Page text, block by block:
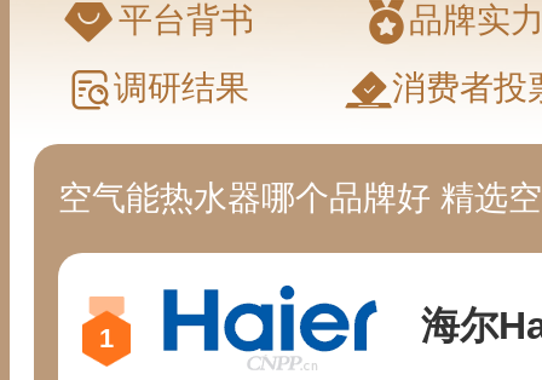
平台背书
品牌实
调研结果
消费者投
海尔